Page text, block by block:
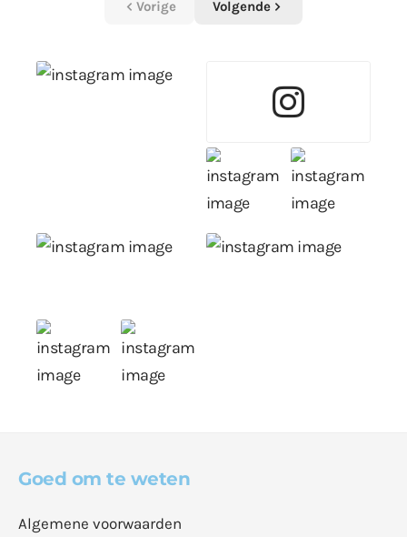
Vorige Volgende
Goed om te weten
Algemene voorwaarden